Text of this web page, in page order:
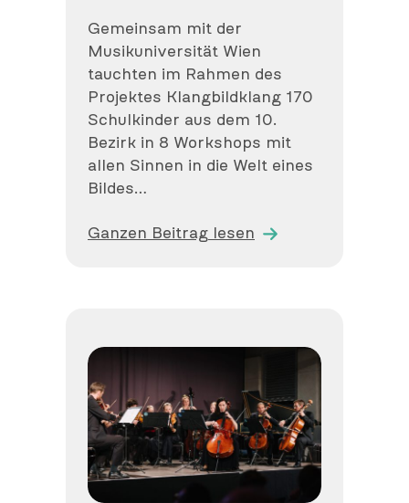
Gemeinsam mit der
Musikuniversität Wien
tauchten im Rahmen des
Projektes Klangbildklang 170
Schulkinder aus dem 10.
Bezirk in 8 Workshops mit
allen Sinnen in die Welt eines
Bildes…
Ganzen Beitrag lesen